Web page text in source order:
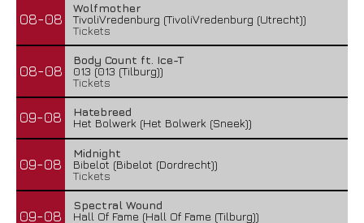
08-08
Wolfmother
TivoliVredenburg (TivoliVredenburg (Utrecht))
Tickets
08-08
Body Count ft. Ice-T
013 (013 (Tilburg))
Tickets
09-08
Hatebreed
Het Bolwerk (Het Bolwerk (Sneek))
09-08
Midnight
Bibelot (Bibelot (Dordrecht))
Tickets
09-08
Spectral Wound
Hall Of Fame (Hall Of Fame (Tilburg))